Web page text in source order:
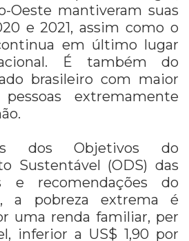
Oeste mantiveram suas
e 2021, assim como o
em último lugar
É também do
brasileiro com maior
extremamente
dos Objetivos do
Sustentável (ODS) das
e recomendações do
a pobreza extrema é
uma renda familiar, per
inferior a US$ 1,90 por